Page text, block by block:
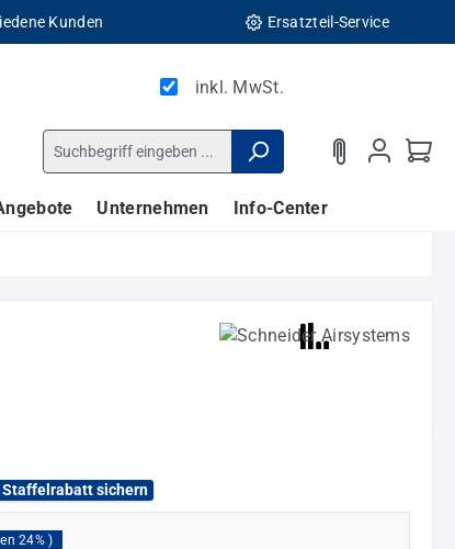
Kunden Ersatzteil-Service
inkl. MwSt.
Unternehmen Info-Center
Staffelrabatt sichern
24% )